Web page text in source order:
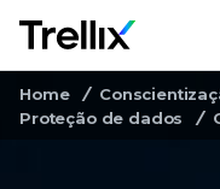
Home
Proteção de dados